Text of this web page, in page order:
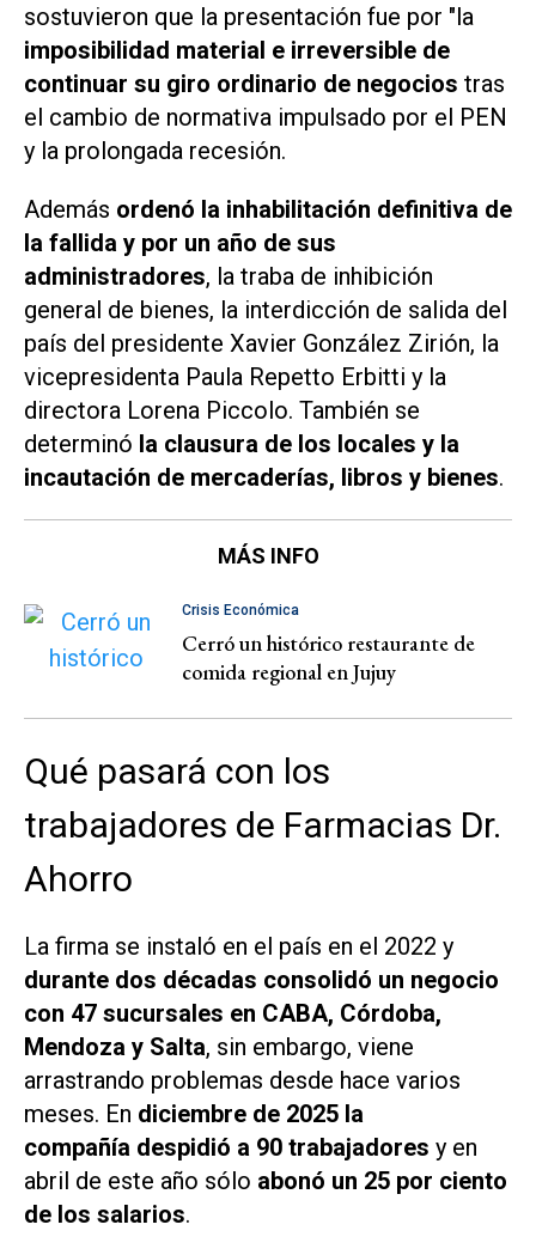
sostuvieron que la presentación fue por "la
imposibilidad material e irreversible de
continuar su giro ordinario de negocios tras
el cambio de normativa impulsado por el PEN
y la prolongada recesión.
Además ordenó la inhabilitación definitiva de
la fallida y por un año de sus
administradores, la traba de inhibición
general de bienes, la interdicción de salida del
país del presidente Xavier González Zirión, la
vicepresidenta Paula Repetto Erbitti y la
directora Lorena Piccolo. También se
determinó la clausura de los locales y la
incautación de mercaderías, libros y bienes.
MÁS INFO
Crisis Económica
Cerró un histórico restaurante de
comida regional en Jujuy
Qué pasará con los
trabajadores de Farmacias Dr.
Ahorro
La firma se instaló en el país en el 2022 y
durante dos décadas consolidó un negocio
con 47 sucursales en CABA, Córdoba,
Mendoza y Salta, sin embargo, viene
arrastrando problemas desde hace varios
meses. En diciembre de 2025 la
compañía despidió a 90 trabajadores y en
abril de este año sólo abonó un 25 por ciento
de los salarios.